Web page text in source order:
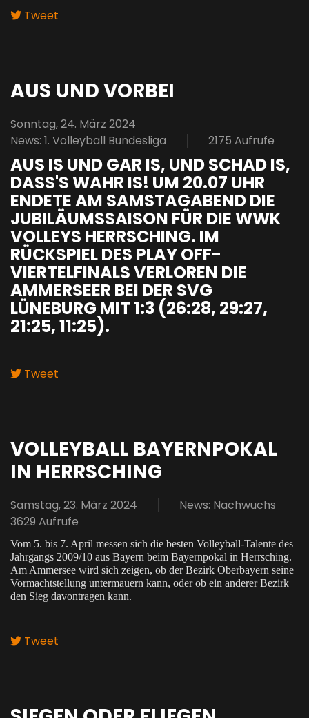
Tweet
AUS UND VORBEI
Sonntag, 24. März 2024
News: 1. Volleyball Bundesliga
2175 Aufrufe
AUS IS UND GAR IS, UND SCHAD IS,
DASS'S WAHR IS! UM 20.07 UHR
ENDETE AM SAMSTAGABEND DIE
JUBILÄUMSSAISON FÜR DIE WWK
VOLLEYS HERRSCHING. IM
RÜCKSPIEL DES PLAY OFF-
VIERTELFINALS VERLOREN DIE
AMMERSEER BEI DER SVG
LÜNEBURG MIT 1:3 (26:28, 29:27,
21:25, 11:25).
Tweet
VOLLEYBALL BAYERNPOKAL
IN HERRSCHING
Samstag, 23. März 2024
News: Nachwuchs
3629 Aufrufe
Vom 5. bis 7. April messen sich die besten Volleyball-Talente des
Jahrgangs 2009/10 aus Bayern beim Bayernpokal in Herrsching.
Am Ammersee wird sich zeigen, ob der Bezirk Oberbayern seine
Vormachtstellung untermauern kann, oder ob ein anderer Bezirk
den Sieg davontragen kann.
Tweet